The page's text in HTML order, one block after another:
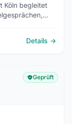
Köln begleitet
Details →
Geprüft